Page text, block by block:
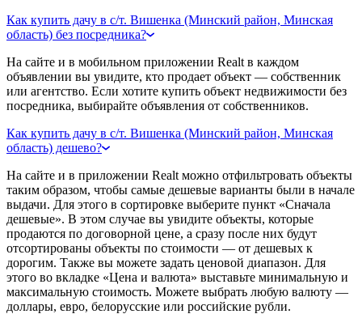
Как купить дачу в с/т. Вишенка (Минский район, Минская
область) без посредника?
На сайте и в мобильном приложении Realt в каждом
объявлении вы увидите, кто продает объект — собственник
или агентство. Если хотите купить объект недвижимости без
посредника, выбирайте объявления от собственников.
Как купить дачу в с/т. Вишенка (Минский район, Минская
область) дешево?
На сайте и в приложении Realt можно отфильтровать объекты
таким образом, чтобы самые дешевые варианты были в начале
выдачи. Для этого в сортировке выберите пункт «Сначала
дешевые». В этом случае вы увидите объекты, которые
продаются по договорной цене, а сразу после них будут
отсортированы объекты по стоимости — от дешевых к
дорогим. Также вы можете задать ценовой диапазон. Для
этого во вкладке «Цена и валюта» выставьте минимальную и
максимальную стоимость. Можете выбрать любую валюту —
доллары, евро, белорусские или российские рубли.